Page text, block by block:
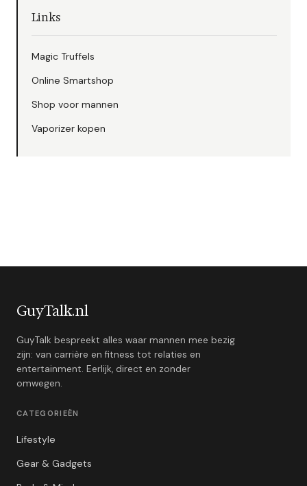
Links
Magic Truffels
Online Smartshop
Shop voor mannen
Vaporizer kopen
GuyTalk.nl
GuyTalk bespreekt alles waar mannen mee bezig
zijn: van carrière en fitness tot relaties en
entertainment. Eerlijk, direct en zonder
omwegen.
CATEGORIEËN
Lifestyle
Gear & Gadgets